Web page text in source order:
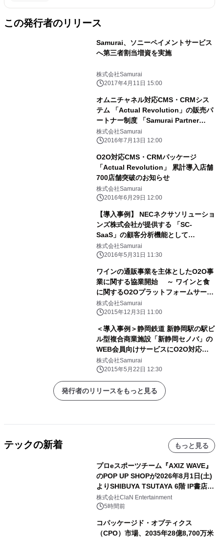
この発行者のリリース
Samurai、ソニーペイメントサービス
へ第三者割当増資を実施
株式会社Samurai
2017年4月11日 15:00
オムニチャネル対応CMS・CRMシス
テム 「Actual Revolution」の販売パ
ートナー制度 「Samurai Partner
Program」を開始
株式会社Samurai
2016年7月13日 12:00
O2O対応CMS・CRMパッケージ
「Actual Revolution」 累計導入店舗
700店舗突破のお知らせ
株式会社Samurai
2016年6月29日 12:00
【導入事例】 NECネクサソリューショ
ンズ株式会社が提供する 「SC-
SaaS」の顧客分析機能として
SamuraiのActual Revolutionが採用
されました
株式会社Samurai
2016年5月31日 11:30
ワインの通販事業を主体としたO2O事
業に関する協業開始 ～ ワインと食
に関するO2Oプラットフォームサービ
スを共同で開発・運営 ～
株式会社Samurai
2015年12月3日 11:00
＜導入事例＞静岡鉄道 新静岡駅の駅ビ
ル型複合商業施設「新静岡セノバ」の
WEB会員向けサービスにO2O対応
CMS・CRMシステム「Actual
Revolution」採用
株式会社Samurai
2015年5月22日 12:30
発行者のリリースをもっと見る
テックの新着 もっと見る
プロeスポーツチーム『AXIZ WAVE』
のPOP UP SHOPが2026年8月1日(土)
よりSHIBUYA TSUTAYA 6階 IP書店で
開催決定！！
株式会社ClaN Entertainment
5時間前
コパッケージド・オプティクス
（CPO）市場、2035年28億8,700万米